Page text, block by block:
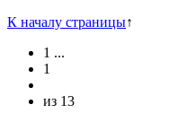
К началу страницы↑
1 ...
1
из 13